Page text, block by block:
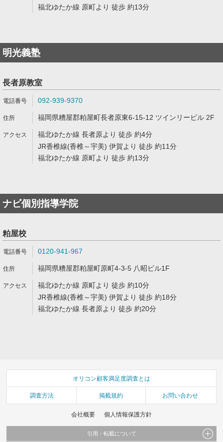
福北ゆたか線 原町より 徒歩 約13分
明光義塾
長者原教室
092-939-9370
福岡県糟屋郡粕屋町長者原東6-15-12 ツインリービル 2F
福北ゆたか線 長者原より 徒歩 約4分
JR香椎線(香椎～宇美) 伊賀より 徒歩 約11分
福北ゆたか線 原町より 徒歩 約13分
ナビ個別指導学院
粕屋校
0120-941-967
福岡県糟屋郡粕屋町原町4-3-5 八昭ビル1F
福北ゆたか線 原町より 徒歩 約10分
JR香椎線(香椎～宇美) 伊賀より 徒歩 約18分
福北ゆたか線 長者原より 徒歩 約20分
オリコン顧客満足度調査とは
調査方法 掲載規約 お問い合わせ
会社概要 個人情報保護方針
引用・転載について